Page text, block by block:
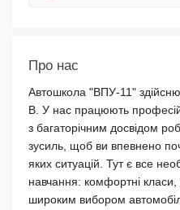
Про нас
Автошкола "ВПУ-11" здійснює
В. У нас працюють
з багаторічним досвідом
зусиль, щоб ви впевнено
яких ситуацій. Тут є все
навчання: комфортні
широким вибором